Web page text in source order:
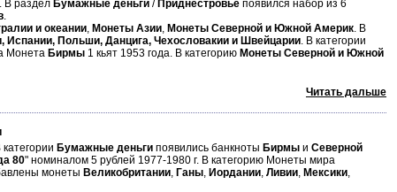
В раздел Бумажные деньги / Приднестровье появился набор из 6
.
и океании, Монеты Азии, Монеты Северной и Южной Америк. В
Испании, Польши, Данцига, Чехословакии и Швейцарии. В категории
Монета Бирмы 1 кьят 1953 года. В категорию Монеты Северной и Южной
Читать дальше
категории Бумажные деньги появились банкноты Бирмы и Северной
80" номиналом 5 рублей 1977-1980 г. В категорию Монеты мира
монеты Великобритании, Ганы, Иордании, Ливии, Мексики,